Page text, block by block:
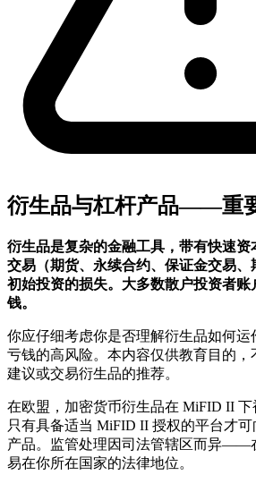
衍生品与杠杆产品——重
衍生品是复杂的金融工具，带有快速
交易（期货、永续合约、保证金交易
初始投资的损失。大多数散户投资者账
钱。
你应仔细考虑你是否理解衍生品如何运
亏钱的高风险。本内容仅供教育目的，
建议或交易衍生品的推荐。
在欧盟，加密货币衍生品在 MiFID II 下
只有具备适当 MiFID II 授权的平台才
产品。监管处理因司法管辖区而异——
易在你所在国家的法律地位。